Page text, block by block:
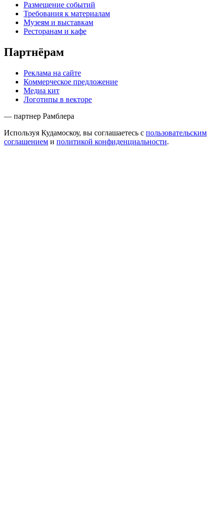
Размещение событий
Требования к материалам
Музеям и выставкам
Ресторанам и кафе
Партнёрам
Реклама на сайте
Коммерческое предложение
Медиа кит
Логотипы в векторе
— партнер Рамблера
Используя Кудамоскоу, вы соглашаетесь с пользовательским
соглашением и политикой конфиденциальности.